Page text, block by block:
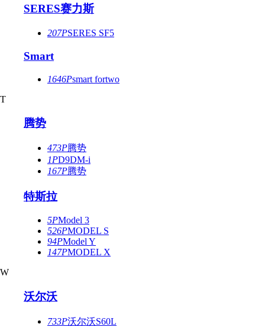
SERES赛力斯
207PSERES SF5
Smart
1646Psmart fortwo
T
腾势
473P腾势
1PD9DM-i
167P腾势
特斯拉
5PModel 3
526PMODEL S
94PModel Y
147PMODEL X
W
沃尔沃
733P沃尔沃S60L